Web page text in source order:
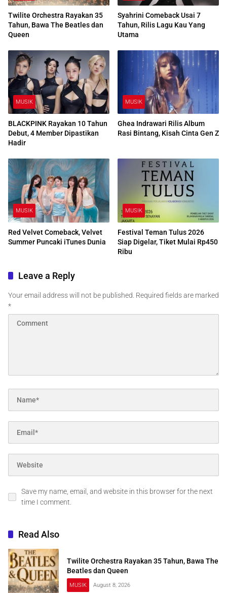
Twilite Orchestra Rayakan 35
Tahun, Bawa The Beatles dan
Queen
Syahrini Comeback Usai 7
Tahun, Rilis Lagu Kau Yang
Utama
MUSIK
BLACKPINK Rayakan 10 Tahun
Debut, 4 Member Dipastikan
Hadir
MUSIK
Ghea Indrawari Rilis Album
Rasi Bintang, Kisah Cinta Gen Z
MUSIK
Red Velvet Comeback, Velvet
Summer Puncaki iTunes Dunia
MUSIK
Festival Teman Tulus 2026
Siap Digelar, Tiket Mulai Rp450
Ribu
Leave a Reply
Your email address will not be published. Required fields are marked
*
Save my name, email, and website in this browser for the next
time I comment.
Read Also
Twilite Orchestra Rayakan 35 Tahun, Bawa The
Beatles dan Queen
MUSIK August 8, 2026